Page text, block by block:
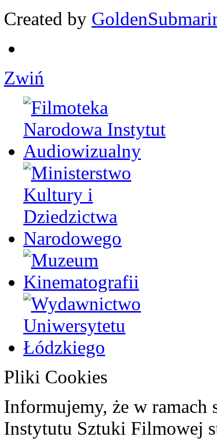
Created by
Zwiń
Pliki Cookies
Informujemy, że w ramach
Instytutu Sztuki Filmowej